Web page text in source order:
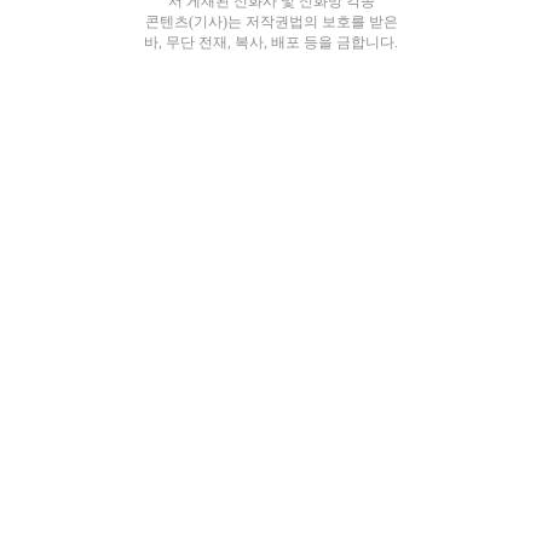
콘텐츠(기사)는 저작권법의 보호를 받은
바, 무단 전재, 복사, 배포 등을 금합니다.